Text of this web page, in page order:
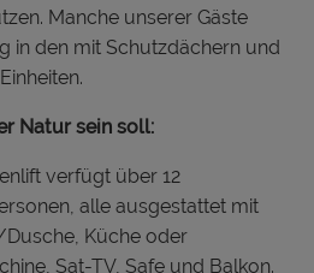
Manche unserer Gäste
in den mit Schutzdächern und
Natur sein soll:
verfügt über 12
alle ausgestattet mit
Küche oder
Sat-TV, Safe und Balkon.